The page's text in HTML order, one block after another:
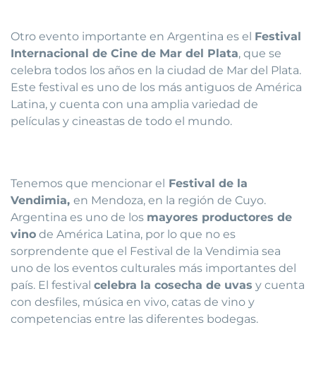
Otro evento importante en Argentina es el Festival
Internacional de Cine de Mar del Plata, que se
celebra todos los años en la ciudad de Mar del Plata.
Este festival es uno de los más antiguos de América
Latina, y cuenta con una amplia variedad de
películas y cineastas de todo el mundo.
Tenemos que mencionar el Festival de la
Vendimia, en Mendoza, en la región de Cuyo.
Argentina es uno de los mayores productores de
vino de América Latina, por lo que no es
sorprendente que el Festival de la Vendimia sea
uno de los eventos culturales más importantes del
país. El festival celebra la cosecha de uvas y cuenta
con desfiles, música en vivo, catas de vino y
competencias entre las diferentes bodegas.